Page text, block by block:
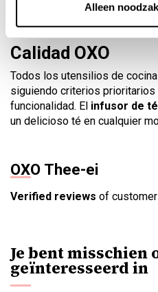
Alleen
Calidad OXO
Todos los utensilios de
siguiendo criterios prioritarios
funcionalidad. El infusor de té
un delicioso té en cualquier
OXO Thee-ei
Verified reviews of
Je bent misschien
geïnteresseerd in